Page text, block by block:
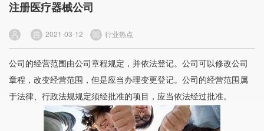
注册医疗器械公司
2021-03-12 行业热点
公司的经营范围由公司章程规定，并依法登记。公司可以修改公司
章程，改变经营范围，但是应当办理变更登记。公司的经营范围属
于法律、行政法规规定须经批准的项目，应当依法经过批准。